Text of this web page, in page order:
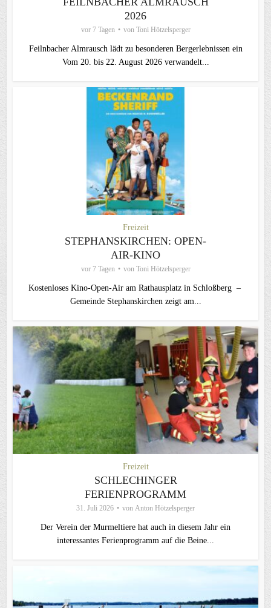
2026
vor 7 Tagen von Toni Hötzelsperger
Feilnbacher Almrausch lädt zu besonderen Bergerlebnissen ein
Vom 20. bis 22. August 2026 verwandelt...
Freizeit
STEPHANSKIRCHEN: OPEN-
AIR-KINO
vor 7 Tagen von Toni Hötzelsperger
Kostenloses Kino-Open-Air am Rathausplatz in Schloßberg –
Gemeinde Stephanskirchen zeigt am...
Freizeit
SCHLECHINGER
FERIENPROGRAMM
31. Juli 2026 von Anton Hötzelsperger
Der Verein der Murmeltiere hat auch in diesem Jahr ein
interessantes Ferienprogramm auf die Beine...